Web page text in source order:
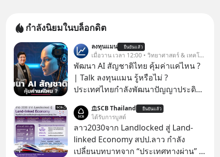
กำลังนิยมในบล็อกดิต
ลงทุนแมน ยืนยันแล้ว
เมื่อวาน เวลา 12:00 • วิทยาศาสตร์ & เทคโนโลยี
พัฒนา AI สัญชาติไทย คุ้มค่าแค่ไหน ?
| Talk ลงทุนแมน รู้หรือไม่ ?
ประเทศไทยกำลังพัฒนาปัญญาประดิษฐ์
“ThaiLLM” เพื่อให้คนไทยมีโครงสร้าง
พื้นฐานด้าน AI ที่เข้าใจภาษาไทย และ
บริบททางสังคมไทยได้เป็นอย่างดี
คำถามคือ การลงมือพัฒนา AI ของ
SCB Thailand ยืนยันแล้ว
ได้รับการบูสต์
ลาว2030จาก Landlocked สู่ Land-
linked Economy สปป.ลาว กำลัง
เปลี่ยนบทบาทจาก “ประเทศทางผ่าน” สู่